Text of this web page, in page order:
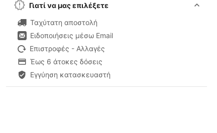
Γιατί να μας επιλέξετε
Ταχύτατη αποστολή
Ειδοποιήσεις μέσω Email
Επιστροφές - Αλλαγές
Έως 6 άτοκες δόσεις
Εγγύηση κατασκευαστή